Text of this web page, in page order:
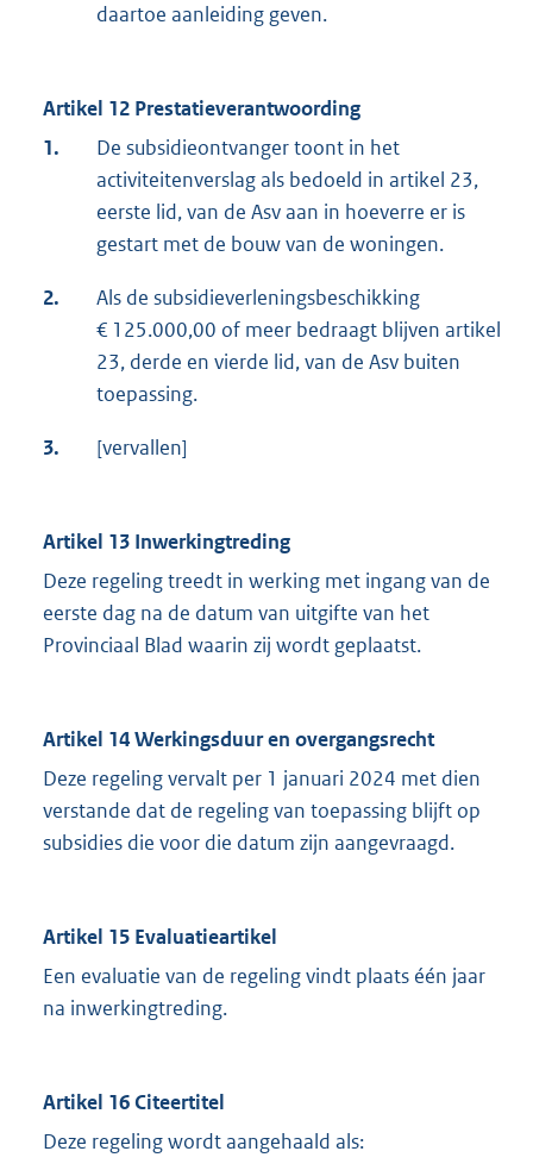
daartoe aanleiding geven.
Artikel 12 Prestatieverantwoording
1.
De subsidieontvanger toont in het
activiteitenverslag als bedoeld in artikel 23,
eerste lid, van de Asv aan in hoeverre er is
gestart met de bouw van de woningen.
2.
Als de subsidieverleningsbeschikking
€ 125.000,00 of meer bedraagt blijven artikel
23, derde en vierde lid, van de Asv buiten
toepassing.
3. [vervallen]
Artikel 13 Inwerkingtreding
Deze regeling treedt in werking met ingang van de
eerste dag na de datum van uitgifte van het
Provinciaal Blad waarin zij wordt geplaatst.
Artikel 14 Werkingsduur en overgangsrecht
Deze regeling vervalt per 1 januari 2024 met dien
verstande dat de regeling van toepassing blijft op
subsidies die voor die datum zijn aangevraagd.
Artikel 15 Evaluatieartikel
Een evaluatie van de regeling vindt plaats één jaar
na inwerkingtreding.
Artikel 16 Citeertitel
Deze regeling wordt aangehaald als: